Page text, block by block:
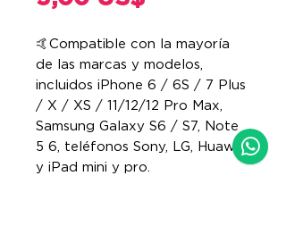
🤙Compatible con la mayoría
de las marcas y modelos,
incluidos iPhone 6 / 6S / 7 Plus
/ X / XS / 11/12/12 Pro Max,
Samsung Galaxy S6 / S7, Note
5 6, teléfonos Sony, LG, Huawei
y iPad mini y pro.